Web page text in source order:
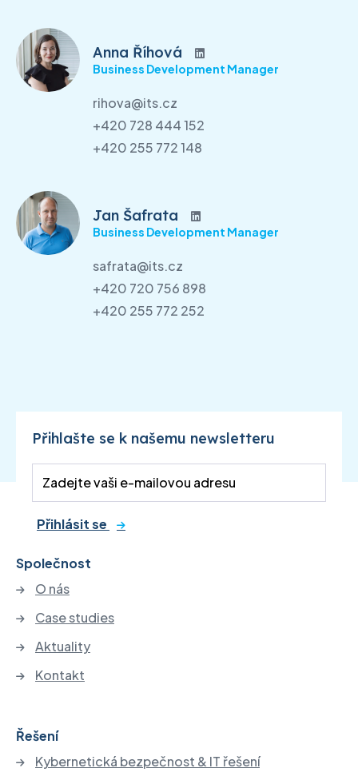
Anna Říhová
Business Development Manager
rihova@its.cz
+420 728 444 152
+420 255 772 148
Jan Šafrata
Business Development Manager
safrata@its.cz
+420 720 756 898
+420 255 772 252
Přihlašte se k našemu newsletteru
Přihlásit se
Společnost
O nás
Case studies
Aktuality
Kontakt
Řešení
Kybernetická bezpečnost & IT řešení